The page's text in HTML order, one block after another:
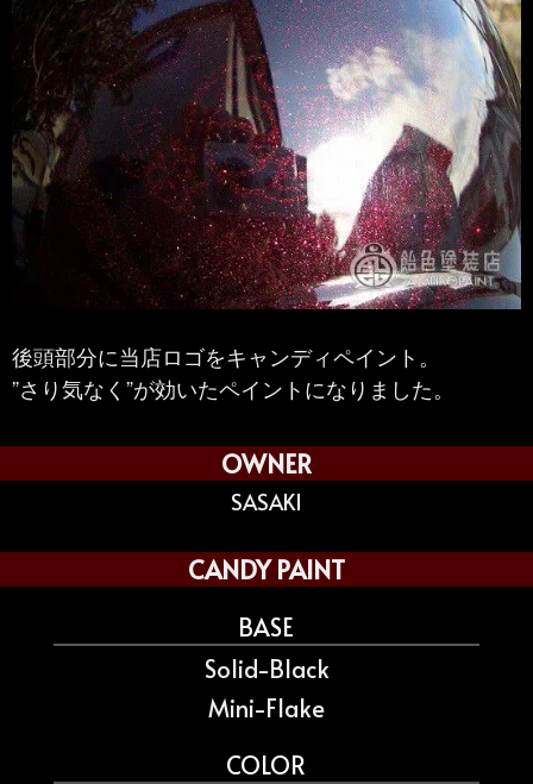
後頭部分に当店ロゴをキャンディペイント。
”さり気なく”が効いたペイントになりました。
OWNER
SASAKI
CANDY PAINT
BASE
Solid-Black
Mini-Flake
COLOR